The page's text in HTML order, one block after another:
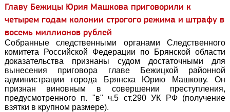
Главу Бежицы Юрия Машкова приговорили к
четырем годам колонии строгого режима и штрафу в
восемь миллионов рублей
Собранные следственными органами Следственного
комитета Российской Федерации по Брянской области
доказательства признаны судом достаточными для
вынесения приговора главе Бежицкой районной
администрации города Брянска Юрию Машкову. Он
признан виновным в совершении преступления,
предусмотренного п. "в" ч.5 ст.290 УК РФ (получение
взятки в крупном размере).